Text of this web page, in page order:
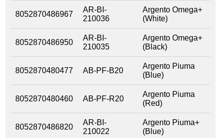
8052870486967
AR-BI-
210036
Argento Omega+
(White)
8052870486950
AR-BI-
210035
Argento Omega+
(Black)
8052870480477 AB-PF-B20
Argento Piuma
(Blue)
8052870480460 AB-PF-R20
Argento Piuma
(Red)
8052870486820
AR-BI-
210022
Argento Piuma+
(Blue)